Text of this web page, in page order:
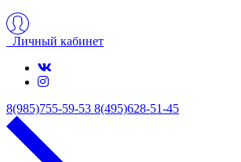
Личный кабинет
8(985)755-59-53 8(495)628-51-45